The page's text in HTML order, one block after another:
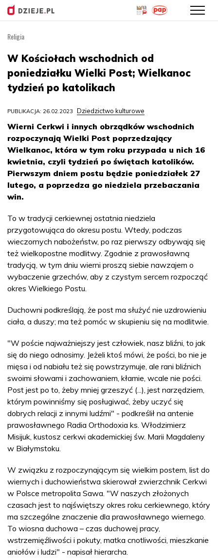
treści
Religia
W Kościołach wschodnich od
poniedziałku Wielki Post; Wielkanoc
tydzień po katolikach
PUBLIKACJA: 26.02.2023 Dziedzictwo kulturowe
Wierni Cerkwi i innych obrządków wschodnich
rozpoczynają Wielki Post poprzedzający
Wielkanoc, która w tym roku przypada u nich 16
kwietnia, czyli tydzień po świętach katolików.
Pierwszym dniem postu będzie poniedziałek 27
lutego, a poprzedza go niedziela przebaczania
win.
To w tradycji cerkiewnej ostatnia niedziela
przygotowująca do okresu postu. Wtedy, podczas
wieczornych nabożeństw, po raz pierwszy odbywają się
też wielkopostne modlitwy. Zgodnie z prawosławną
tradycją, w tym dniu wierni proszą siebie nawzajem o
wybaczenie grzechów, aby z czystym sercem rozpocząć
okres Wielkiego Postu.
Duchowni podkreślają, że post ma służyć nie uzdrowieniu
ciała, a duszy; ma też pomóc w skupieniu się na modlitwie.
"W poście najważniejszy jest człowiek, nasz bliźni, to jak
się do niego odnosimy. Jeżeli ktoś mówi, że pości, bo nie je
mięsa i od nabiału też się powstrzymuje, ale rani bliźnich
swoimi słowami i zachowaniem, kłamie, wcale nie pości.
Post jest po to, żeby mniej grzeszyć (...), jest narzędziem,
którym powinniśmy się posługiwać, żeby uczyć się
dobrych relacji z innymi ludźmi" - podkreślił na antenie
prawosławnego Radia Orthodoxia ks. Włodzimierz
Misijuk, kustosz cerkwi akademickiej św. Marii Magdaleny
w Białymstoku.
W związku z rozpoczynającym się wielkim postem, list do
wiernych i duchowieństwa skierował zwierzchnik Cerkwi
w Polsce metropolita Sawa. "W naszych złożonych
czasach jest to najświętszy okres roku cerkiewnego, który
ma szczególne znaczenie dla prawosławnego wiernego.
To wiosna duchowa – czas duchowej pracy,
wstrzemięźliwości i pokuty, matka cnotliwości, mieszkanie
aniołów i ludzi" - napisał hierarcha.